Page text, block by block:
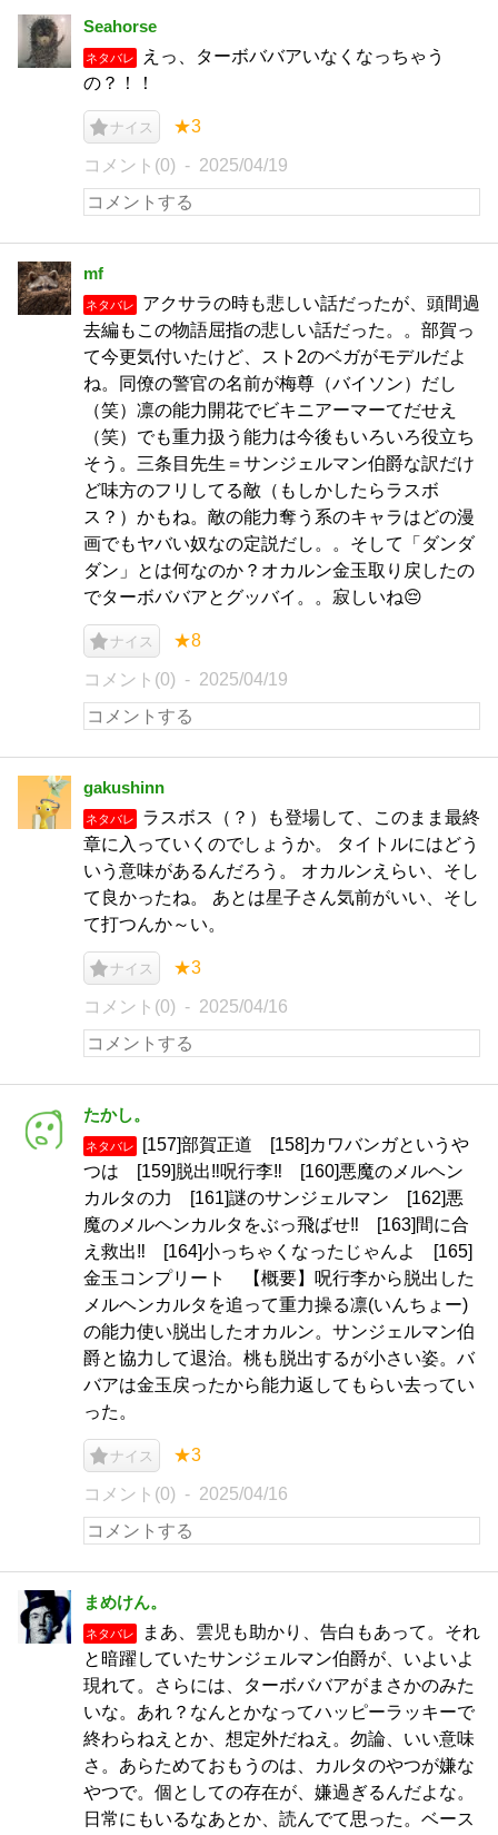
Seahorse
ネタバレ
えっ、ターボババアいなくなっちゃう
の？！！
ナイス ★3
コメント(0) 2025/04/19
mf
ネタバレ
アクサラの時も悲しい話だったが、頭間過
去編もこの物語屈指の悲しい話だった。。部賀っ
て今更気付いたけど、スト2のベガがモデルだよ
ね。同僚の警官の名前が梅尊（バイソン）だし
（笑）凛の能力開花でビキニアーマーてだせえ
（笑）でも重力扱う能力は今後もいろいろ役立ち
そう。三条目先生＝サンジェルマン伯爵な訳だけ
ど味方のフリしてる敵（もしかしたらラスボ
ス？）かもね。敵の能力奪う系のキャラはどの漫
画でもヤバい奴なの定説だし。。そして「ダンダ
ダン」とは何なのか？オカルン金玉取り戻したの
でターボババアとグッバイ。。寂しいね😔
ナイス ★8
コメント(0) 2025/04/19
gakushinn
ネタバレ
ラスボス（？）も登場して、このまま最終
章に入っていくのでしょうか。 タイトルにはどう
いう意味があるんだろう。 オカルンえらい、そし
て良かったね。 あとは星子さん気前がいい、そし
て打つんか～い。
ナイス ★3
コメント(0) 2025/04/16
たかし。
ネタバレ
[157]部賀正道 [158]カワバンガというや
つは [159]脱出‼️呪行李‼️ [160]悪魔のメルヘン
カルタの力 [161]謎のサンジェルマン [162]悪
魔のメルヘンカルタをぶっ飛ばせ‼️ [163]間に合
え救出‼️ [164]小っちゃくなったじゃんよ [165]
金玉コンプリート 【概要】呪行李から脱出した
メルヘンカルタを追って重力操る凛(いんちょー)
の能力使い脱出したオカルン。サンジェルマン伯
爵と協力して退治。桃も脱出するが小さい姿。バ
バアは金玉戻ったから能力返してもらい去ってい
った。
ナイス ★3
コメント(0) 2025/04/16
まめけん。
ネタバレ
まあ、雲児も助かり、告白もあって。それ
と暗躍していたサンジェルマン伯爵が、いよいよ
現れて。さらには、ターボババアがまさかのみた
いな。あれ？なんとかなってハッピーラッキーで
終わらねえとか、想定外だねえ。勿論、いい意味
さ。あらためておもうのは、カルタのやつが嫌な
やつで。個としての存在が、嫌過ぎるんだよな。
日常にもいるなあとか、読んでて思った。ベース